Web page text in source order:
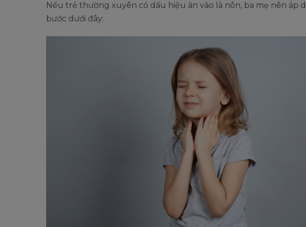
Nếu trẻ thường xuyên có dấu hiệu ăn vào là nôn, ba mẹ nên áp
bước dưới đây: